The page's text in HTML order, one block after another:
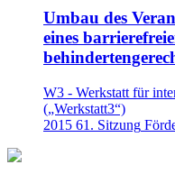
Umbau des
eines
W3 - Werkstatt für
(„Werkstatt3“)
2015 61. Sitzung